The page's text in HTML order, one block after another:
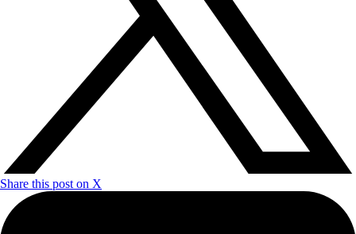
Share this post on X